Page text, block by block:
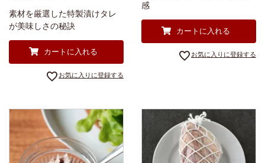
素材を厳選した特製漬けタレ
が美味しさの秘訣
カートに入れる
お気に入りに登録する
感
カートに入れる
お気に入りに登録する